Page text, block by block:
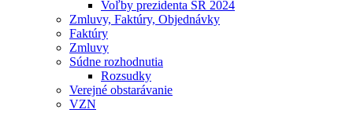
Voľby prezidenta SR 2024
Zmluvy, Faktúry, Objednávky
Faktúry
Zmluvy
Súdne rozhodnutia
Rozsudky
Verejné obstarávanie
VZN